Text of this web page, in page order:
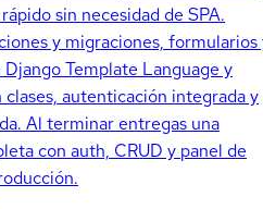
sin necesidad de SPA.
y migraciones, formularios
Template Language y
clases, autenticación integrada y
Al terminar entregas una
con auth, CRUD y panel de